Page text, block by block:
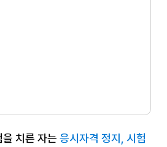
치른 자는 응시자격 정지, 시험